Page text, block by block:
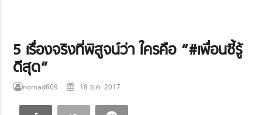
5 เรื่องจริงที่พิสูจน์ว่า ใครคือ “#เพื่อนซี้รู้
ดีสุด”
nomad609 18 ธ.ค. 2017